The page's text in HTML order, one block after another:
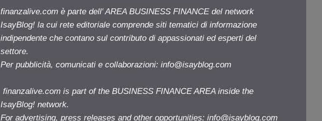
finanzalive.com è parte dell' AREA BUSINESS FINANCE del network
IsayBlog! la cui rete editoriale comprende siti tematici di informazione
indipendente che contano sul contributo di appassionati ed esperti del
settore.
Per pubblicità, comunicati e collaborazioni: info@isayblog.com
finanzalive.com is part of the BUSINESS FINANCE AREA inside the
IsayBlog! network.
For advertising, press releases and other opportunities: info@isayblog.com